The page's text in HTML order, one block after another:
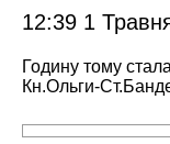
12:39 1
Годину тому
Кн.Ольги-